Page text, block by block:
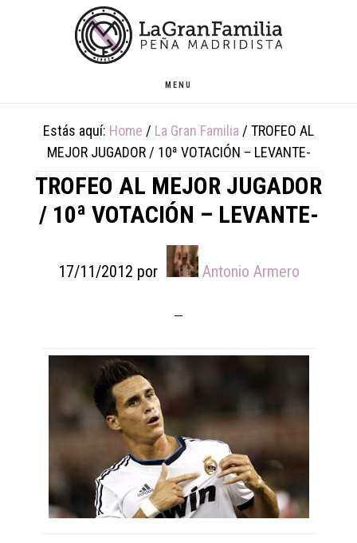
MENU
Estás aquí: Home / La Gran Familia / TROFEO AL
MEJOR JUGADOR / 10ª VOTACIÓN – LEVANTE-
TROFEO AL MEJOR JUGADOR
/ 10ª VOTACIÓN – LEVANTE-
17/11/2012 por Antonio Armero